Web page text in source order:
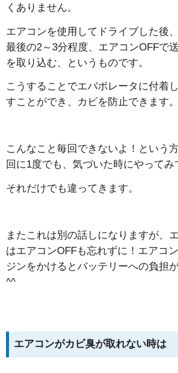
くありません。
エアコンを使用してドライブした後
最後の2～3分程度、エアコンOFFで
を取り込む、というものです。
こうすることでエバポレータに付着
すことができ、カビを防止できます。
こんなこと毎回できないよ！という
回に1度でも、気づいた時にやってみ
それだけでも違ってきます。
またこれは別の話しになりますが、
はエアコンOFFも忘れずに！エアコ
ジンをかけるとバッテリーへの負担
^^
エアコンがカビ臭が取れない時は